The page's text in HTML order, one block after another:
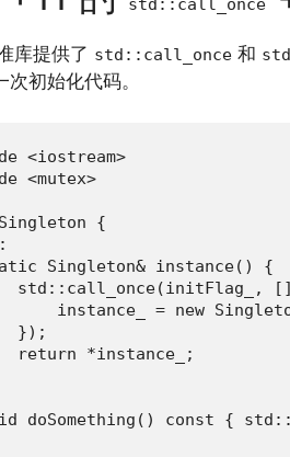
std::call_once
库提供了 std::call_once 和
初始化代码。
<iostream>
<mutex>
{
Singleton& instance() {
std::call_once(initFlag_,
instance_ = new
});
return *instance_;
doSomething() const {